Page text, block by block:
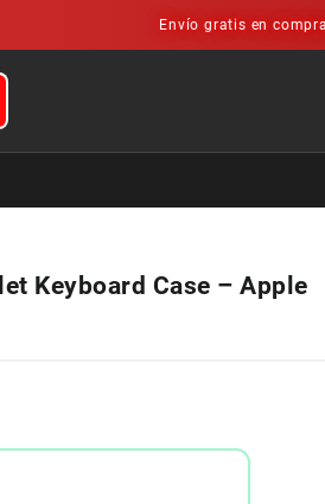
Envío gratis en
Keyboard Case – Apple